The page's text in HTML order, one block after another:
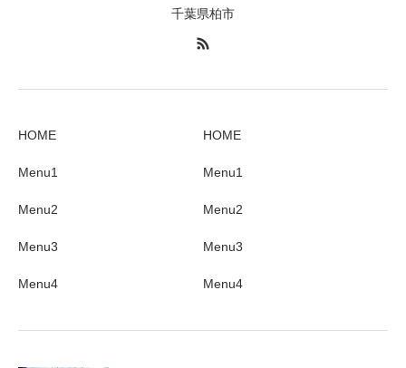
千葉県柏市
HOME
Menu1
Menu2
Menu3
Menu4
HOME
Menu1
Menu2
Menu3
Menu4